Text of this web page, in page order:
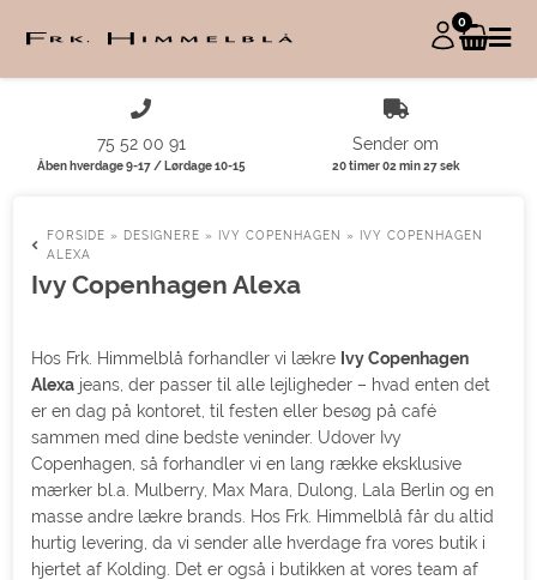
0
75 52 00 91
Åben hverdage 9-17 / Lørdage 10-15
Sender om
20 timer 02 min 26 sek
FORSIDE » DESIGNERE » IVY COPENHAGEN »
IVY COPENHAGEN
ALEXA
Ivy Copenhagen Alexa
Hos Frk. Himmelblå forhandler vi lækre Ivy Copenhagen
Alexa jeans, der passer til alle lejligheder – hvad enten det
er en dag på kontoret, til festen eller besøg på café
sammen med dine bedste veninder. Udover Ivy
Copenhagen, så forhandler vi en lang række eksklusive
mærker bl.a. Mulberry, Max Mara, Dulong, Lala Berlin og en
masse andre lækre brands. Hos Frk. Himmelblå får du altid
hurtig levering, da vi sender alle hverdage fra vores butik i
hjertet af Kolding. Det er også i butikken at vores team af